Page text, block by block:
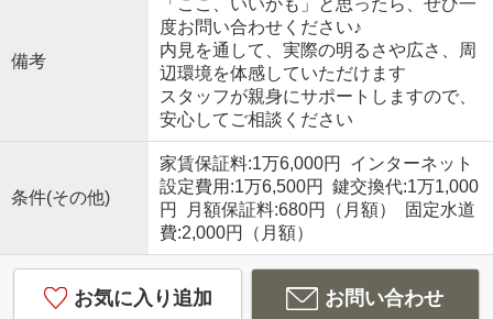
備考
度お問い合わせください♪
内見を通して、実際の明るさや広さ、周
辺環境を体感していただけます
スタッフが親身にサポートしますので、
安心してご相談ください
条件(その他)
家賃保証料:1万6,000円 インターネット
設定費用:1万6,500円 鍵交換代:1万1,000
円 月額保証料:680円（月額） 固定水道
費:2,000円（月額）
お気に入り追加 お問い合わせ